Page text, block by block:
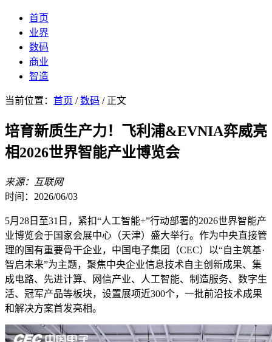
首页
业界
数码
商业
智造
当前位置： 首页 /数码 / 正文
培育新质生产力！飞利浦&EVNIA弈威亮
相2026世界智能产业博览会
来源：互联网
时间：2026/06/03
5月28日至31日，紧扣“人工智能+”行动部署的2026世界智能产
业博览会于国家会展中心（天津）盛大举行。作为中央直接管
理的国有重要骨干企业，中国电子集团（CEC）以“自主筑基·
智启未来”为主题，聚焦中央企业信息技术自主创新成果、集
成电路、先进计算、网信产业、人工智能、制造服务、数字生
活、冠军产品等板块，设置展项近300个，一批前沿技术成果
和解决方案首发亮相。